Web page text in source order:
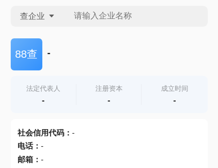
查企业
查企业
查产地
88查 -
法定代表人
-
注册资本
-
成立时间
-
社会信用代码： -
电话： -
邮箱： -